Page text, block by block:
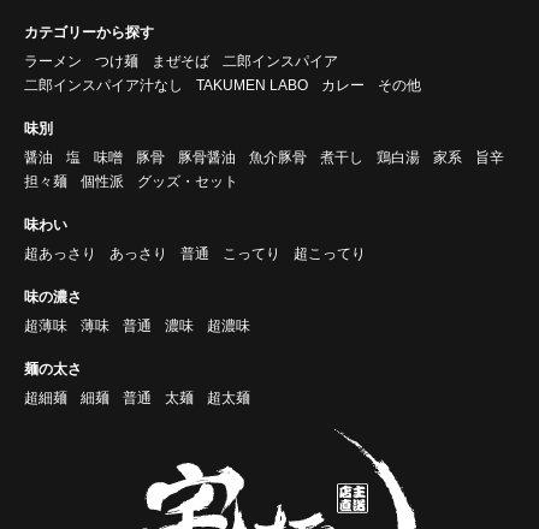
カテゴリーから探す
ラーメン
つけ麺 まぜそば
二郎インスパイア
二郎インスパイア汁なし
TAKUMEN LABO カレー その他
味別
醤油
塩 味噌 豚骨 豚骨醤油 魚介豚骨 煮干し 鶏白湯 家系
旨辛
担々麺
個性派 グッズ・セット
味わい
超あっさり
あっさり 普通 こってり 超こってり
味の濃さ
超薄味
薄味 普通 濃味 超濃味
麺の太さ
超細麺
細麺 普通 太麺 超太麺